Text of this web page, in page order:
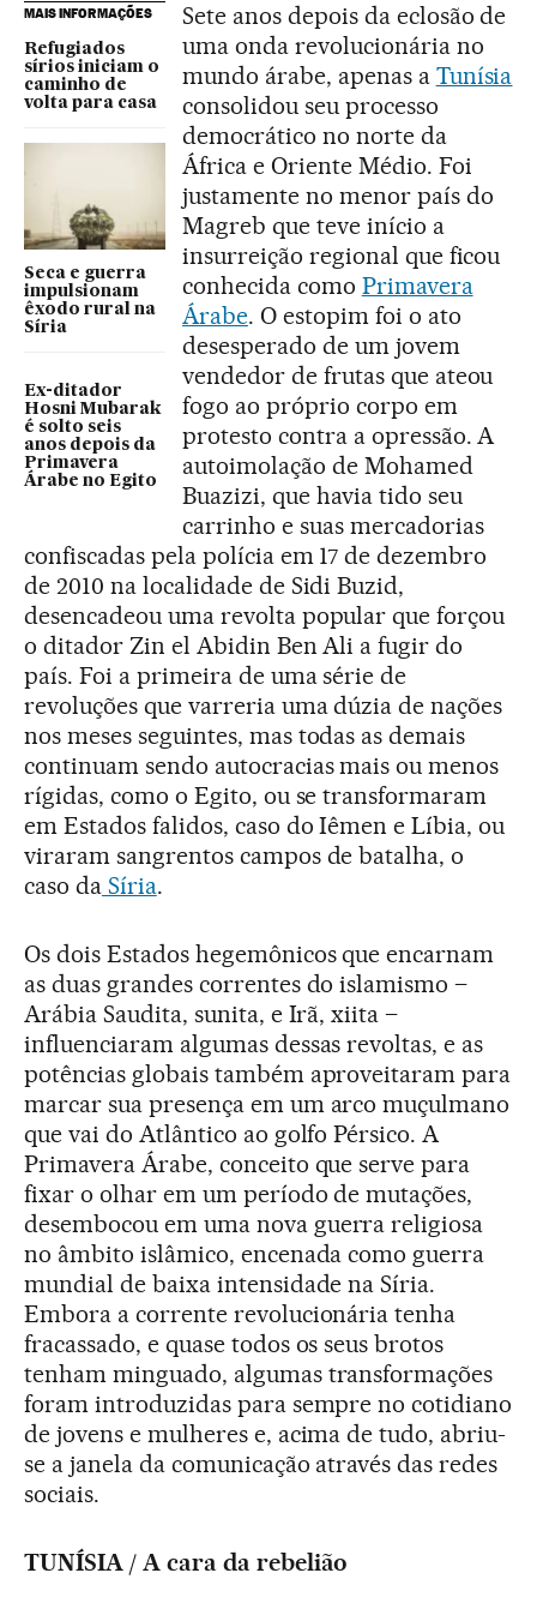
MAIS INFORMAÇÕES
Refugiados
sírios iniciam o
caminho de
volta para casa
Seca e guerra
impulsionam
êxodo rural na
Síria
Ex-ditador
Hosni Mubarak
é solto seis
anos depois da
Primavera
Árabe no Egito
Sete anos depois da eclosão de
uma onda revolucionária no
mundo árabe, apenas a Tunísia
consolidou seu processo
democrático no norte da
África e Oriente Médio. Foi
justamente no menor país do
Magreb que teve início a
insurreição regional que ficou
conhecida como Primavera
Árabe. O estopim foi o ato
desesperado de um jovem
vendedor de frutas que ateou
fogo ao próprio corpo em
protesto contra a opressão. A
autoimolação de Mohamed
Buazizi, que havia tido seu
carrinho e suas mercadorias
confiscadas pela polícia em 17 de dezembro
de 2010 na localidade de Sidi Buzid,
desencadeou uma revolta popular que forçou
o ditador Zin el Abidin Ben Ali a fugir do
país. Foi a primeira de uma série de
revoluções que varreria uma dúzia de nações
nos meses seguintes, mas todas as demais
continuam sendo autocracias mais ou menos
rígidas, como o Egito, ou se transformaram
em Estados falidos, caso do Iêmen e Líbia, ou
viraram sangrentos campos de batalha, o
caso daSíria.
Os dois Estados hegemônicos que encarnam
as duas grandes correntes do islamismo –
Arábia Saudita, sunita, e Irã, xiita –
influenciaram algumas dessas revoltas, e as
potências globais também aproveitaram para
marcar sua presença em um arco muçulmano
que vai do Atlântico ao golfo Pérsico. A
Primavera Árabe, conceito que serve para
fixar o olhar em um período de mutações,
desembocou em uma nova guerra religiosa
no âmbito islâmico, encenada como guerra
mundial de baixa intensidade na Síria.
Embora a corrente revolucionária tenha
fracassado, e quase todos os seus brotos
tenham minguado, algumas transformações
foram introduzidas para sempre no cotidiano
de jovens e mulheres e, acima de tudo, abriu-
se a janela da comunicação através das redes
sociais.
TUNÍSIA / A cara da rebelião